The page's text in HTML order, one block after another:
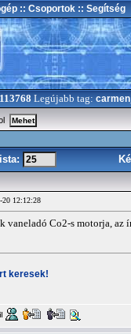
:: Csoportok :: Segítség
113768 Legújabb tag:
20 12:12:28
vaneladó Co2-s motorja,
keresek!